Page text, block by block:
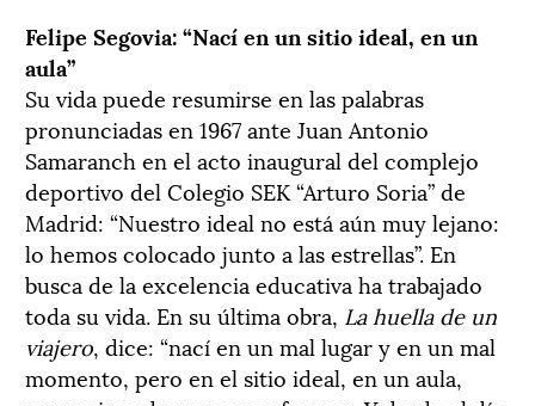
Felipe Segovia: “Nací en un sitio ideal, en un
aula”
Su vida puede resumirse en las palabras
pronunciadas en 1967 ante Juan Antonio
Samaranch en el acto inaugural del complejo
deportivo del Colegio SEK “Arturo Soria” de
Madrid: “Nuestro ideal no está aún muy lejano:
lo hemos colocado junto a las estrellas”. En
busca de la excelencia educativa ha trabajado
toda su vida. En su última obra, La huella de un
viajero, dice: “nací en un mal lugar y en un mal
momento, pero en el sitio ideal, en un aula,